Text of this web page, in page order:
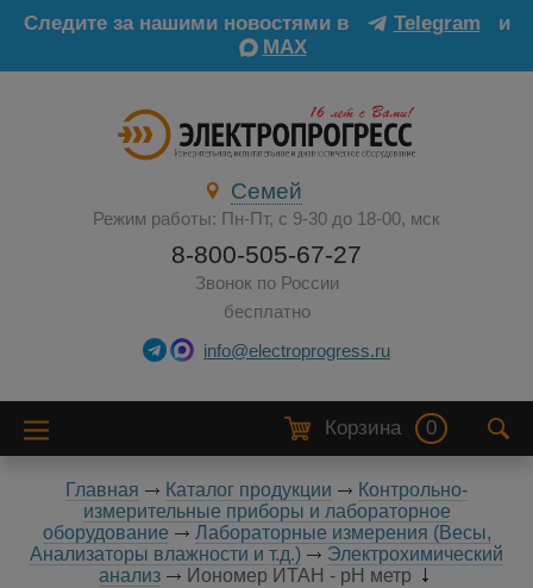
Следите за нашими новостями в Telegram
и
MAX
Семей
Режим работы: Пн-Пт, с 9-30 до 18-00, мск
8-800-505-67-27
Звонок по России
бесплатно
info@electroprogress.ru
Корзина 0
Главная Каталог продукции
Контрольно-
измерительные приборы и лабораторное
оборудование
Лабораторные измерения (Весы,
Анализаторы влажности и т.д.)
Электрохимический
анализ
Иономер ИТАН - рН метр